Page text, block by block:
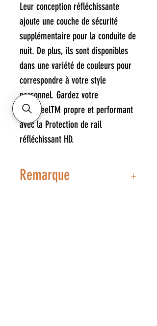
Leur conception réfléchissante
ajoute une couche de sécurité
supplémentaire pour la conduite de
nuit. De plus, ils sont disponibles
dans une variété de couleurs pour
correspondre à votre style
personnel. Gardez votre
OnewheelTM propre et performant
avec la Protection de rail
réfléchissant HD.
Remarque